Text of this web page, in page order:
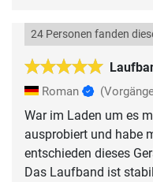
24 Personen fanden
Roman
War im Laden um es
ausprobiert und habe
entschieden dieses
Das Laufband ist